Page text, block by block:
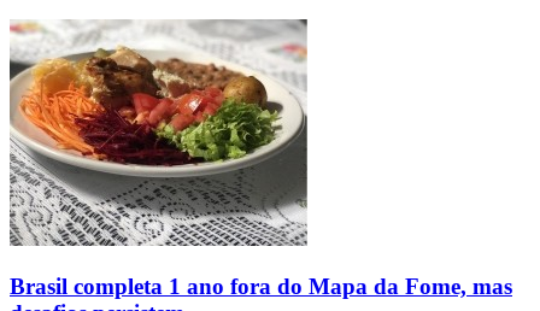
Brasil completa 1 ano fora do Mapa da Fome, mas